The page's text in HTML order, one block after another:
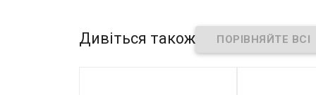
Дивіться також